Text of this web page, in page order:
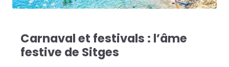
Carnaval et festivals : l’âme
festive de Sitges